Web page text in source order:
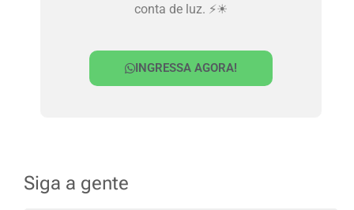
conta de luz. ⚡☀
INGRESSA AGORA!
Siga a gente